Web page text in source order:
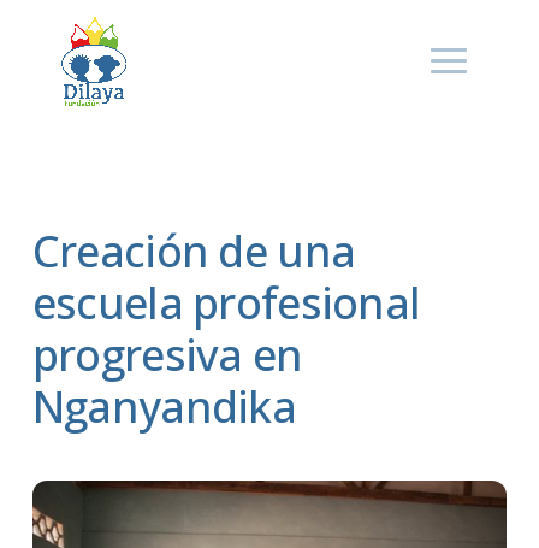
Creación de una
escuela profesional
progresiva en
Nganyandika